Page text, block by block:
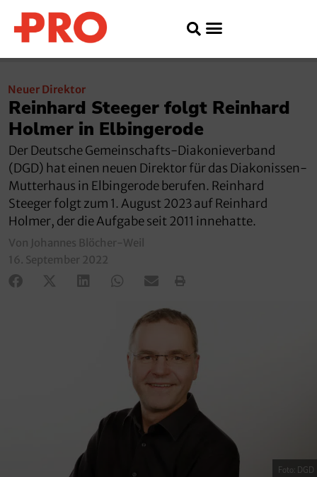
Neuer Direktor
Reinhard Steeger folgt Reinhard
Holmer in Elbingerode
Der Deutsche Gemeinschafts-Diakonieverband
(DGD) hat einen neuen Direktor für das Diakonissen-
Mutterhaus in Elbingerode berufen. Reinhard
Steeger folgt zum 1. August 2023 auf Reinhard
Holmer, der die Aufgabe seit 2011 innehatte.
Von Johannes Blöcher-Weil
16. September 2022
Foto: DGD